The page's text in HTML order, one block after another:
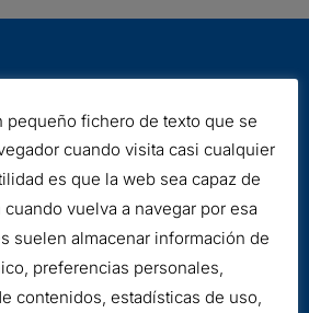
Aviso legal
Cookies
pequeño fichero de texto que se
cuando visita casi cualquier
es que la web sea capaz de
vuelva a navegar por esa
suelen almacenar información de
preferencias personales,
contenidos, estadísticas de uso,